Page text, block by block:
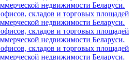
недвижимости Беларуси.
складов и торговых площадей
недвижимости Беларуси.
складов и торговых площадей
недвижимости Беларуси.
складов и торговых площадей
недвижимости Беларуси.